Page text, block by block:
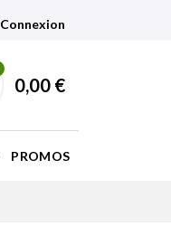
Connexion
0,00 €
PROMOS